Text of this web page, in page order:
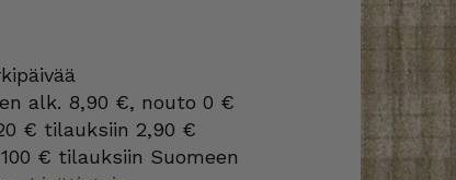
alk. 8,90 €, nouto 0 €
€ tilauksiin 2,90 €
€ tilauksiin Suomeen